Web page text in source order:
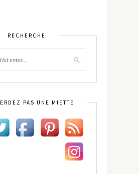
RECHERCHE
PAS UNE MIETTE